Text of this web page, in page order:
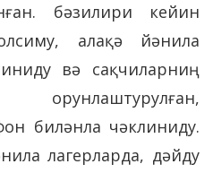
бәзилири кейин
алақә йәнила
вә сақчиларниң
биләнла чәклиниду.
лагерларда, дәйду